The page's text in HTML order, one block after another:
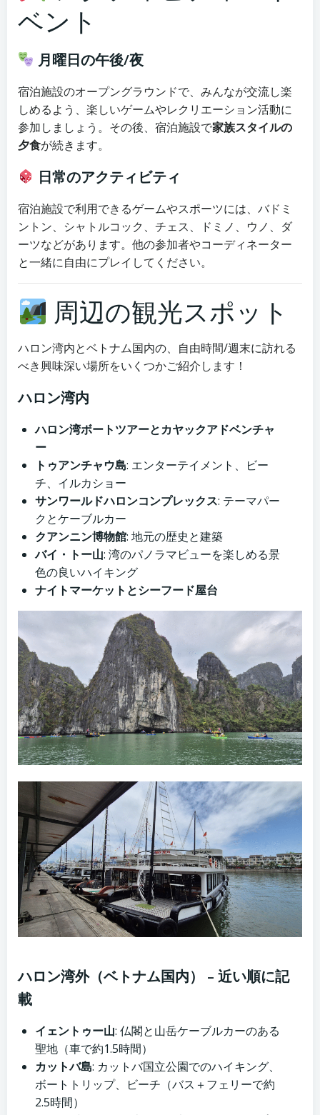
ベント
月曜日の午後/夜
宿泊施設のオープングラウンドで、みんなが交流し楽
しめるよう、楽しいゲームやレクリエーション活動に
参加しましょう。その後、宿泊施設で家族スタイルの
夕食が続きます。
日常のアクティビティ
宿泊施設で利用できるゲームやスポーツには、バドミ
ントン、シャトルコック、チェス、ドミノ、ウノ、ダ
ーツなどがあります。他の参加者やコーディネーター
と一緒に自由にプレイしてください。
周辺の観光スポット
ハロン湾内とベトナム国内の、自由時間/週末に訪れる
べき興味深い場所をいくつかご紹介します！
ハロン湾内
ハロン湾ボートツアーとカヤックアドベンチャ
ー
トゥアンチャウ島: エンターテイメント、ビー
チ、イルカショー
サンワールドハロンコンプレックス: テーマパー
クとケーブルカー
クアンニン博物館: 地元の歴史と建築
バイ・トー山: 湾のパノラマビューを楽しめる景
色の良いハイキング
ナイトマーケットとシーフード屋台
ハロン湾外（ベトナム国内） – 近い順に記
載
イェントゥー山: 仏閣と山岳ケーブルカーのある
聖地（車で約1.5時間）
カットバ島: カットバ国立公園でのハイキング、
ボートトリップ、ビーチ（バス＋フェリーで約
2.5時間）